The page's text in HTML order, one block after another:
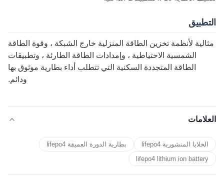
التطبيق
مثالية لأنظمة تخزين الطاقة المنزلية خارج الشبكة ، وقوة الطاقة
الشمسية الاحتياطية ، وإمدادات الطاقة الطارئة ، وتطبيقات
الطاقة المتجددة السكنية التي تتطلب أداء بطارية موثوق بها
ودائم.
العلامات
الخلايا المنشورية lifepo4
بطارية الدورة العميقة lifepo4
lifepo4 lithium ion battery